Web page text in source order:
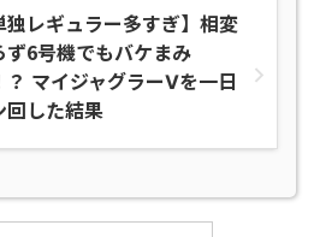
独レギュラー多すぎ】相変
ず6号機でもバケまみ
？ マイジャグラーⅤを一日
回した結果